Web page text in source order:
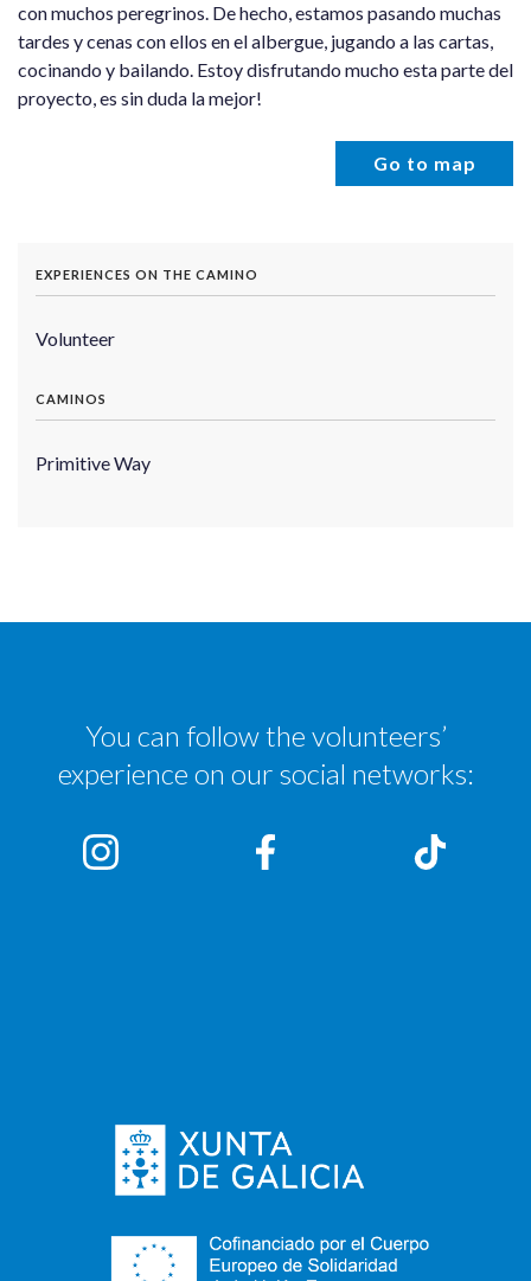
con muchos peregrinos. De hecho, estamos pasando muchas
tardes y cenas con ellos en el albergue, jugando a las cartas,
cocinando y bailando. Estoy disfrutando mucho esta parte del
proyecto, es sin duda la mejor!
Go to map
EXPERIENCES ON THE CAMINO
Volunteer
CAMINOS
Primitive Way
You can follow the volunteers’
experience on our social networks: